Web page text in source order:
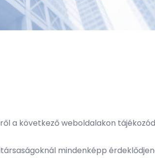
a következő weboldalakon
mindenképp